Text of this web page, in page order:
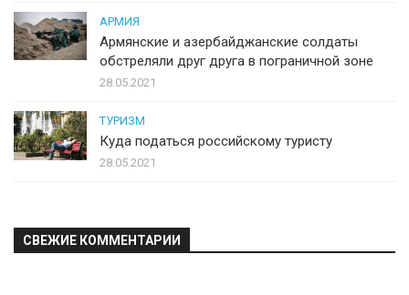
АРМИЯ
Армянские и азербайджанские солдаты
обстреляли друг друга в пограничной зоне
28.05.2021
ТУРИЗМ
Куда податься российскому туристу
28.05.2021
СВЕЖИЕ КОММЕНТАРИИ